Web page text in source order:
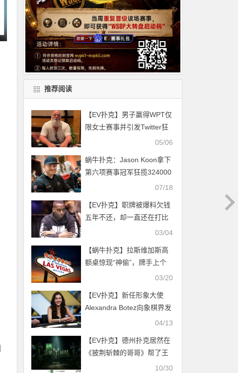
推荐阅读
【EV扑克】男子赢得WPT仅
限女士赛事并引发Twitter狂
05/06
蜗牛扑克：Jason Koon拿下
第六项赛事冠军狂揽324000
07/18
【EV扑克】职牌被爆料欠钱
五年不还，却一直还在打比
03/04
【蜗牛扑克】拉斯维加斯高
额桌惊现“神偷”，牌手上个
厕所回来包还在，钱没了03/20
【EV扑克】新任形象大使
Alexandra Botez向象棋界发
04/13
【EV扑克】德州扑克居然在
《披荆斩棘的哥哥》帮了王
10/30